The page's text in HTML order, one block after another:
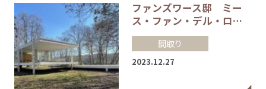
ファンズワース邸 ミー
ス・ファン・デル・ロ…
間取り
2023.12.27